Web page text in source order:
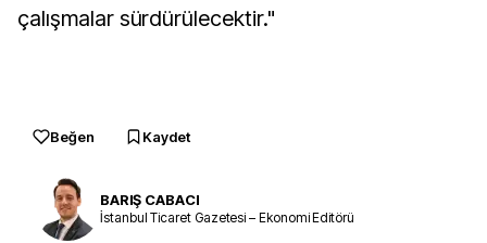
çalışmalar sürdürülecektir."
Beğen Kaydet
BARIŞ CABACI
İstanbul Ticaret Gazetesi – Ekonomi Editörü